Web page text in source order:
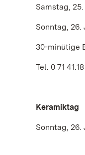
Samstag,
Sonntag, 26.
30-minütige
Tel. 0 71
Keramiktag
Sonntag, 26.